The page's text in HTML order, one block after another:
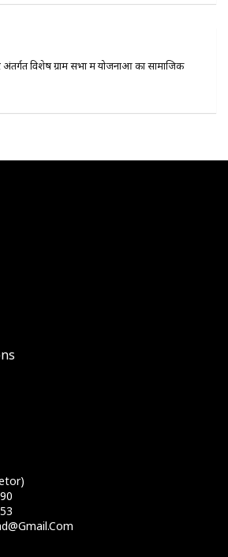
अंतर्गत विशेष ग्राम सभा में योजनाओं का सामाजिक